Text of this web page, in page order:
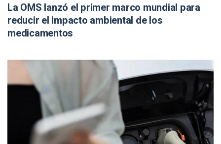
La OMS lanzó el primer marco mundial para
reducir el impacto ambiental de los
medicamentos